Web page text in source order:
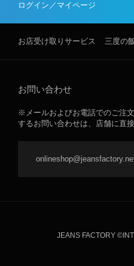
ログイン／マイページ
お店受け取りサービス 三度の
お問い合わせ
※メールおよびお電話でのご注
するお問い合わせは、店舗に直
JEANS FACTORY